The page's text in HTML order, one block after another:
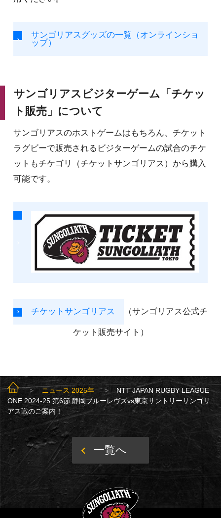
SUNGOLIATH TOP
ニュース 2025年
NTT JAPAN RUGBY LEAGUE
ONE 2024-25 第6節 静岡ブルーレヴズvs東京サントリーサンゴリ
アス戦のご案内！
サンゴリアスグッズの一覧（オンラインショ
ップ）
サンゴリアスビジターゲーム「チケッ
ト販売」について
サンゴリアスのホストゲームはもちろん、チケット
ラグビーで販売されるビジターゲームの試合のチケ
ットもチケゴリ（チケットサンゴリアス）から購入
可能です。
チケットサンゴリアス （サンゴリアス公式チ
ケット販売サイト）
一覧へ